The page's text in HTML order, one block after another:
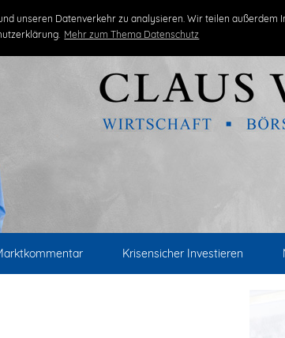
unseren Datenverkehr zu analysieren. Wir teilen
Mehr zum Thema Datenschutz
Krisensicher Investieren